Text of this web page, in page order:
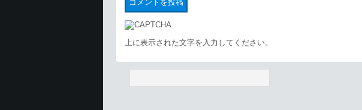
上に表示された文字を入力してください。